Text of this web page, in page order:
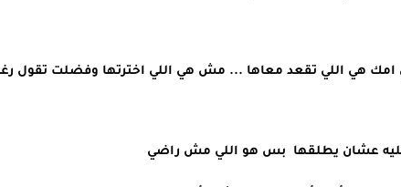
عشان يطلقها  بس هو اللي مش راضي